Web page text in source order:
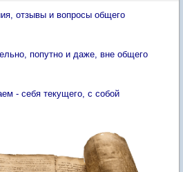
отзывы и вопросы общего
попутно и даже, вне общего
- себя текущего, с собой